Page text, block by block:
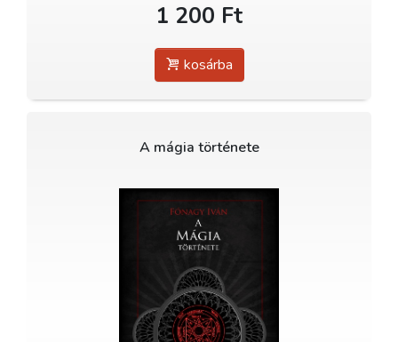
1 200 Ft
kosárba
A mágia története